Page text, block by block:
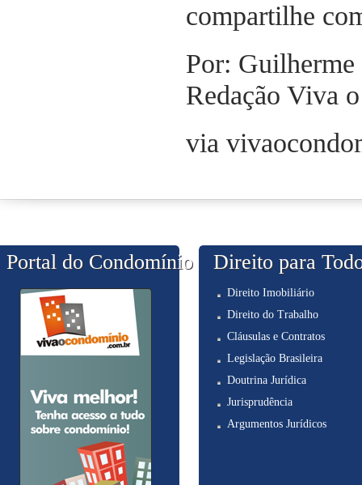
compartilhe
Por: Guilherme
Redação Viva
via
Portal do Condomínio Direito para
Direito Imobiliário
Direito do Trabalho
Cláusulas e Contratos
Legislação Brasileira
Doutrina Jurídica
Jurisprudência
Argumentos Jurídicos